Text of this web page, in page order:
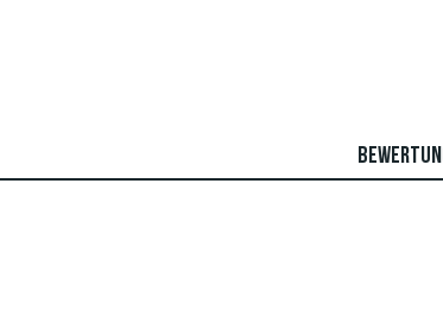
sowie Bewertungen, die geltendes Recht